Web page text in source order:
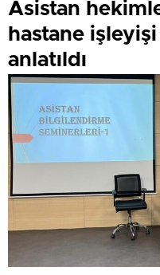
Asistan
hastane
anlatıldı